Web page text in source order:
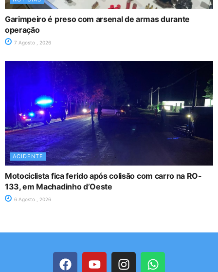
Garimpeiro é preso com arsenal de armas durante
operação
7 Agosto , 2026
ACIDENTE
Motociclista fica ferido após colisão com carro na RO-
133, em Machadinho d’Oeste
6 Agosto , 2026